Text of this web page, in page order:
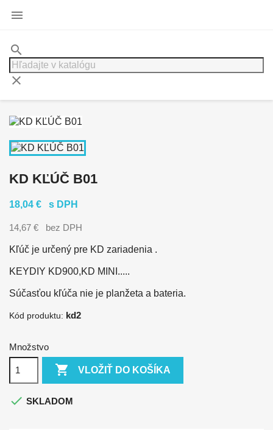

search
clear
KD KĽÚČ B01
18,04 € s DPH
14,67 € bez DPH
Kľúč je určený pre KD zariadenia .
KEYDIY KD900,KD MINI.....
Súčasťou kľúča nie je planžeta a bateria.
Kód produktu: kd2
Množstvo
 VLOŽIŤ DO KOŠÍKA
 SKLADOM